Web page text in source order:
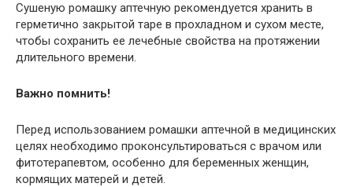
Сушеную ромашку аптечную рекомендуется хранить в
герметично закрытой таре в прохладном и сухом месте,
чтобы сохранить ее лечебные свойства на протяжении
длительного времени.
Важно помнить!
Перед использованием ромашки аптечной в медицинских
целях необходимо проконсультироваться с врачом или
фитотерапевтом, особенно для беременных женщин,
кормящих матерей и детей.